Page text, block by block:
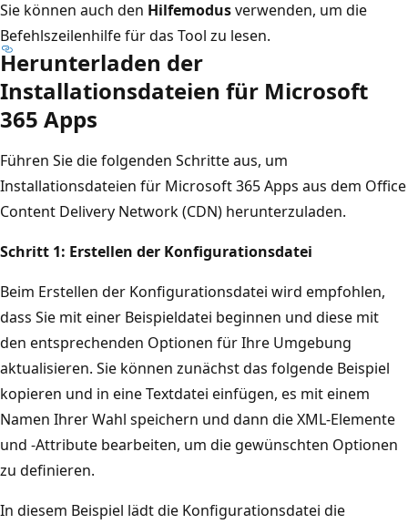
Sie können auch den Hilfemodusverwenden, um die
Befehlszeilenhilfe für das Tool zu lesen.
Herunterladen der
Installationsdateien für Microsoft
365 Apps
Führen Sie die folgenden Schritte aus, um
Installationsdateien für Microsoft 365 Apps aus dem Office
Content Delivery Network (CDN) herunterzuladen.
Schritt 1: Erstellen der Konfigurationsdatei
Beim Erstellen der Konfigurationsdatei wird empfohlen,
dass Sie mit einer Beispieldatei beginnen und diese mit
den entsprechenden Optionen für Ihre Umgebung
aktualisieren. Sie können zunächst das folgende Beispiel
kopieren und in eine Textdatei einfügen, es mit einem
Namen Ihrer Wahl speichern und dann die XML-Elemente
und -Attribute bearbeiten, um die gewünschten Optionen
zu definieren.
In diesem Beispiel lädt die Konfigurationsdatei die